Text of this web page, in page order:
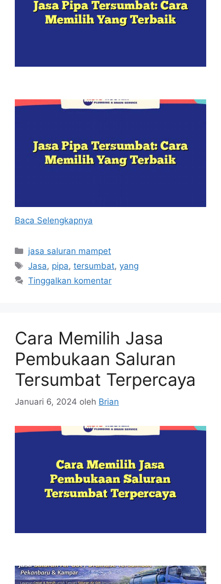
Baca Selengkapnya
Kategori
jasa saluran mampet
Tag
Jasa, pipa,tersumbat,yang
Tinggalkan komentar
Cara Memilih Jasa
Pembukaan Saluran
Tersumbat Terpercaya
Januari 6, 2024 oleh Brian